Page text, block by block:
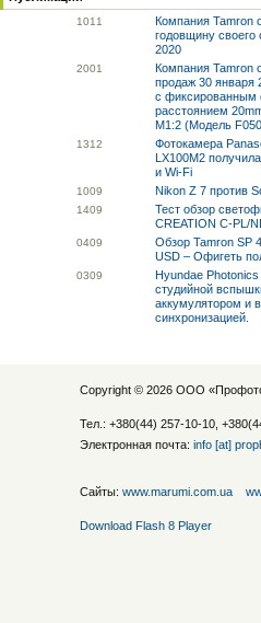
1011
Компания Tamron
годовщину своего
2020
2001
Компания Tamron
продаж 30 января
с фиксированным
расстоянием
M1:2 (Модель
1312
Фотокамера
LX100M2
и Wi-Fi
1009 Nikon Z 7 против
1409
Тест обзор
CREATION C-PL/
0409
Обзор Tamron SP
USD – Офигеть
0309
Hyundae
студийной
аккумулятором и
синхронизацией.
Copyright © 2026 ООО «
Тел.: +380(44) 257-10-10,
Электронная почта: info [at]
Сайты: www.marumi.com.ua
Download Flash 8 Player